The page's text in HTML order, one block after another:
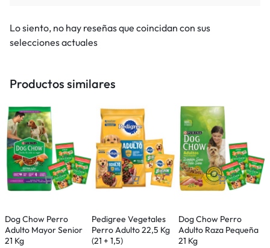
Lo siento, no hay reseñas que coincidan con sus
selecciones actuales
Productos similares
Dog Chow Perro
Adulto Mayor Senior
21 Kg
Pedigree Vegetales
Perro Adulto 22,5 Kg
(21 + 1,5)
Dog Chow Perro
Adulto Raza Pequeña
21 Kg